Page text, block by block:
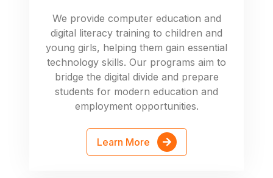
We provide computer education and
digital literacy training to children and
young girls, helping them gain essential
technology skills. Our programs aim to
bridge the digital divide and prepare
students for modern education and
employment opportunities.
Learn More